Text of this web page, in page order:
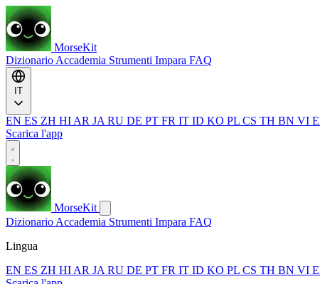
MorseKit
Dizionario Accademia Strumenti Impara FAQ
EN ES ZH HI AR JA RU DE PT FR IT ID KO PL CS TH BN VI
Scarica l'app
MorseKit
Dizionario Accademia Strumenti Impara FAQ
Lingua
EN ES ZH HI AR JA RU DE PT FR IT ID KO PL CS TH BN VI